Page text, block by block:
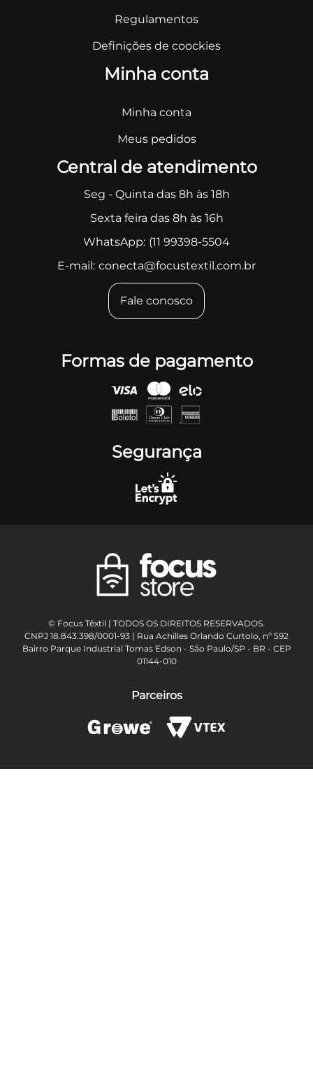
Regulamentos
Definições de coockies
Minha conta
Minha conta
Meus pedidos
Central de atendimento
Seg - Quinta das 8h às 18h
Sexta feira das 8h às 16h
WhatsApp: (11 99398-5504
E-mail: conecta@focustextil.com.br
Fale conosco
Formas de pagamento
Segurança
© Focus Têxtil | TODOS OS DIREITOS RESERVADOS.
CNPJ 18.843.398/0001-93 | Rua Achilles Orlando Curtolo, nº 592
Bairro Parque Industrial Tomas Edson - São Paulo/SP - BR - CEP
01144-010
Parceiros